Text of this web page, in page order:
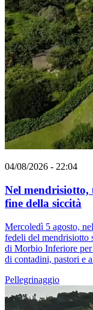
04/08/2026 - 22:04
Nel mendrisiotto,
fine della siccità
Mercoledì 5 agosto,
fedeli del mendrisiotto
di Morbio Inferiore
di contadini, pastori e
Pellegrinaggio